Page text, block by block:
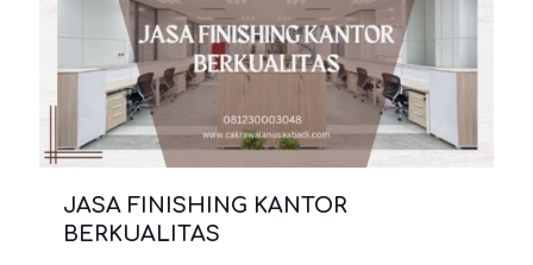
JASA FINISHING KANTOR
BERKUALITAS